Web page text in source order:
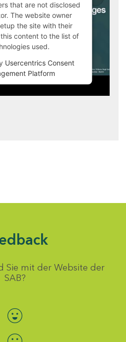
that are not disclosed
The website owner
the site with their
content to the list of
used.
Usercentrics Consent
Platform
Sie mit der Website der
SAB?
Bewertung auswählen